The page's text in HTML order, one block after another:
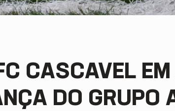
CASCAVEL EM
DO GRUPO